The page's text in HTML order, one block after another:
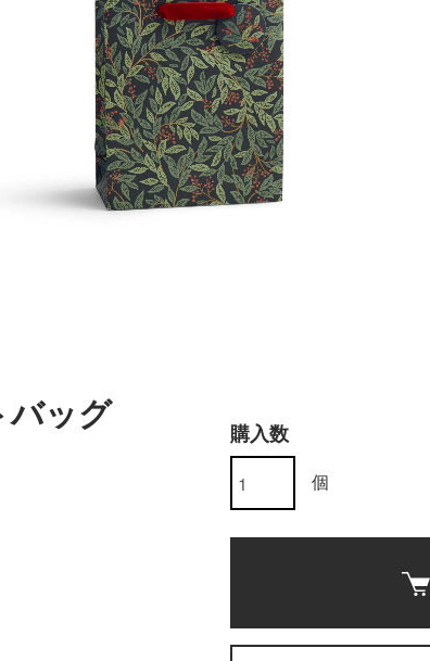
バッグ
購入数
個